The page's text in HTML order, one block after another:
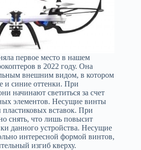
первое место в нашем
в 2022 году. Она
внешним видом, в котором
и синие оттенки. При
начинают светиться за счет
элементов. Несущие винты
вставок. При
снять, что лишь повысит
данного устройства. Несущие
интересной формой винтов,
изгиб кверху.